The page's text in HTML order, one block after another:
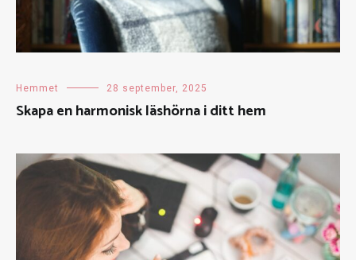
Hemmet 28 september, 2025
Skapa en harmonisk läshörna i ditt hem